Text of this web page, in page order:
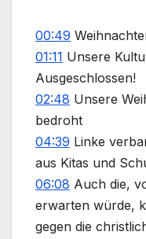
00:49
01:11 Unsere
Ausgeschlossen!
02:48 Unsere
bedroht
04:39 Linke
aus Kitas und
06:08 Auch die,
erwarten würde,
gegen die